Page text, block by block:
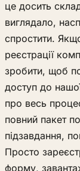
це досить
виглядало,
спростити.
реєстрації
зробити, щоб
доступ до
про весь
повний пакет
підзавдання,
Просто
форму,